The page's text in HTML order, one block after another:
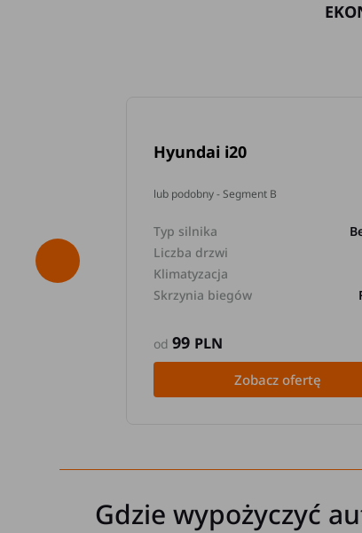
Hyundai i20
lub podobny - Segment B
Typ silnika
Liczba drzwi
Klimatyzacja
Skrzynia biegów
od99 PLN
Zobacz ofertę
Gdzie wypożyczyć